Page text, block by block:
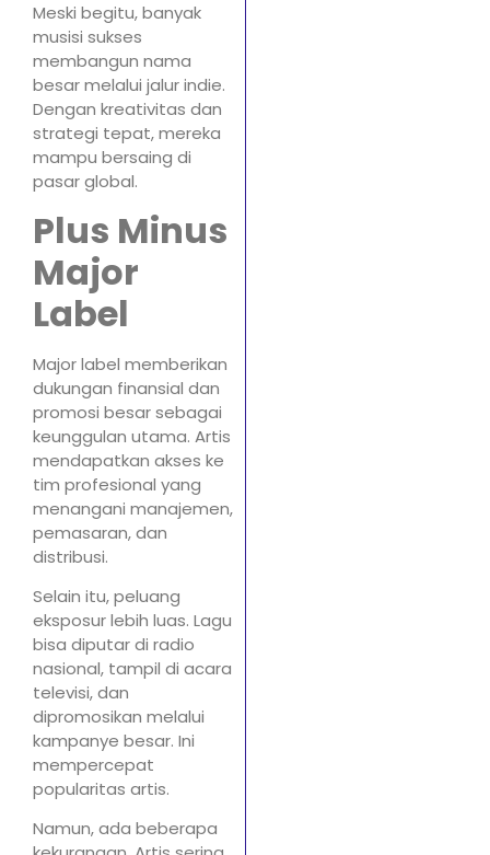
Meski begitu, banyak
musisi sukses
membangun nama
besar melalui jalur indie.
Dengan kreativitas dan
strategi tepat, mereka
mampu bersaing di
pasar global.
Plus Minus
Major
Label
Major label memberikan
dukungan finansial dan
promosi besar sebagai
keunggulan utama. Artis
mendapatkan akses ke
tim profesional yang
menangani manajemen,
pemasaran, dan
distribusi.
Selain itu, peluang
eksposur lebih luas. Lagu
bisa diputar di radio
nasional, tampil di acara
televisi, dan
dipromosikan melalui
kampanye besar. Ini
mempercepat
popularitas artis.
Namun, ada beberapa